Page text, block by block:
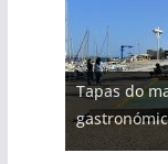
Tapas do